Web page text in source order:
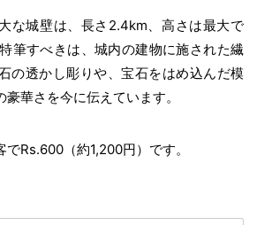
な城壁は、長さ2.4km、高さは最大で
筆すべきは、城内の建物に施された繊
の透かし彫りや、宝石をはめ込んだ模
華さを今に伝えています。
Rs.600（約1,200円）です。